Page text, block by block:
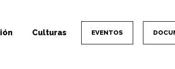
Culturas EVENTOS